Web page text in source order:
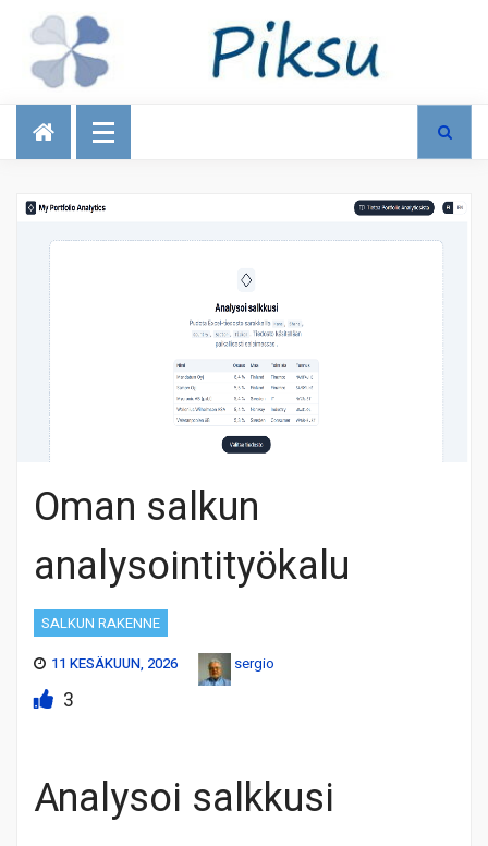
Talous
Oman salkun
analysointityökalu
SALKUN RAKENNE
11 KESÄKUUN, 2026
sergio
3
Analysoi salkkusi